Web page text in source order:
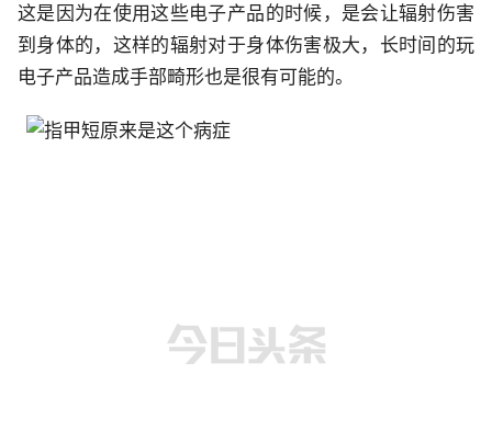
这是因为在使用这些电子产品的时候，是会让辐射伤害
到身体的，这样的辐射对于身体伤害极大，长时间的玩
电子产品造成手部畸形也是很有可能的。